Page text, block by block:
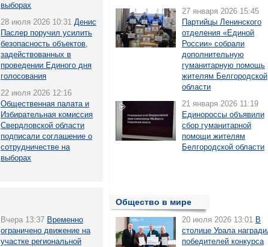
выборах
28 июля 2026 10:31 Денис
Паслер поручил усилить
безопасность объектов,
задействованных в
проведении Единого дня
голосования
22 июля 2026 12:16
Общественная палата и
Избирательная комиссия
Свердловской области
подписали соглашение о
сотрудничестве на
выборах
27 января 2026 15:45
Партийцы Ленинского
отделения «Единой
России» собрали
дополнительную
гуманитарную помощь
жителям Белгородской
области
21 января 2026 11:19
Единороссы объявили
сбор гуманитарной
помощи жителям
Белгородской области
Вчера 13:37 Временно
ограничено движение на
участке региональной
Общество в мире
20 июля 2026 13:01 В
столице Урала
победителей конкурса